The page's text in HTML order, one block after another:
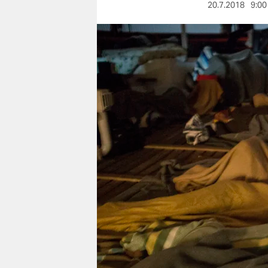
nord
wahrheit
verlag
verlag
veranstaltungen
shop
fragen & hilfe
unterstützen
abo
genossenschaft
20.7.2018